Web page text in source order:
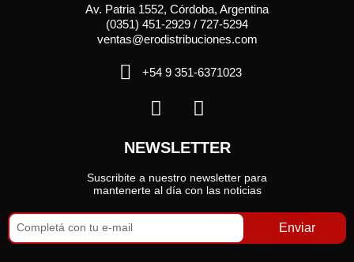
Av. Patria 1552, Córdoba, Argentina
(0351) 451-2929 / 727-5294
ventas@erodistribuciones.com
+54 9 351-6371023
NEWSLETTER
Suscribite a nuestro newsletter para
mantenerte al día con las noticias
Enviar